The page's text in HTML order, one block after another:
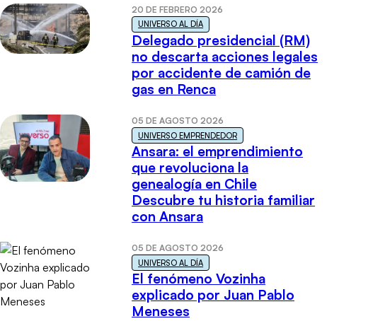
20 DE FEBRERO 2026
UNIVERSO AL DÍA
Delegado presidencial (RM)
no descarta acciones legales
por accidente de camión de
gas en Renca
05 DE AGOSTO 2026
UNIVERSO EMPRENDEDOR
Ansara: el emprendimiento
que revoluciona la
genealogía en Chile
Descubre tu historia familiar
con Ansara
05 DE AGOSTO 2026
UNIVERSO AL DÍA
El fenómeno Vozinha
explicado por Juan Pablo
Meneses